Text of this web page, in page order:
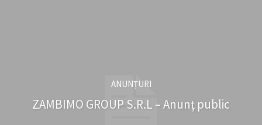
ANUNȚURI
ZAMBIMO GROUP S.R.L – Anunţ public